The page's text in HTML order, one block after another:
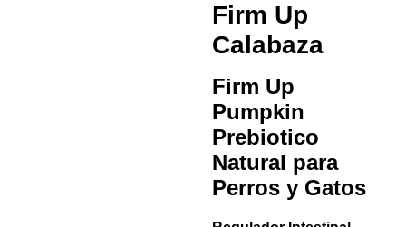
Firm Up
Calabaza
Firm Up
Pumpkin
Prebiotico
Natural para
Perros y Gatos